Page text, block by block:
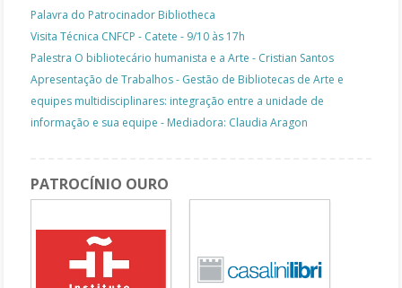
Palavra do Patrocinador Bibliotheca
Visita Técnica CNFCP - Catete - 9/10 às 17h
Palestra O bibliotecário humanista e a Arte - Cristian Santos
Apresentação de Trabalhos - Gestão de Bibliotecas de Arte e
equipes multidisciplinares: integração entre a unidade de
informação e sua equipe - Mediadora: Claudia Aragon
PATROCÍNIO OURO